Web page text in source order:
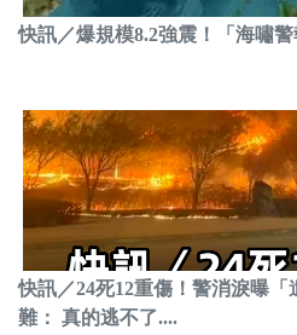
快訊／爆規模8.2強震！「海嘯
快訊／24死12重傷！警消淚曝
難： 真的逃不了....